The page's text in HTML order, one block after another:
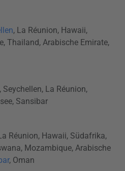
, La Réunion, Hawaii,
Thailand, Arabische Emirate,
, Seychellen, La Réunion,
Sansibar
Réunion, Hawaii, Südafrika,
Mozambique, Arabische
, Oman